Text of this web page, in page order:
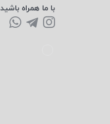
با ما همراه باشید